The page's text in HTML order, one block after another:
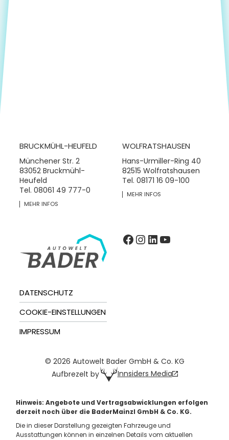
BRUCKMÜHL-HEUFELD
Münchener Str. 2
83052 Bruckmühl-
Heufeld
Tel.08061 49 777-0
MEHR INFOS
WOLFRATSHAUSEN
Hans-Urmiller-Ring 40
82515 Wolfratshausen
Tel. 08171 16 09-100
MEHR INFOS
Facebook
Instagram
LinkedIn
YouTube
DATENSCHUTZ
COOKIE-EINSTELLUNGEN
IMPRESSUM
© 2026 Autowelt Bader GmbH & Co. KG
Aufbrezelt by
Innsiders Media
Hinweis: Angebote und Vertragsabwicklungen erfolgen
derzeit noch über die BaderMainzl GmbH & Co. KG.
Die in dieser Darstellung gezeigten Fahrzeuge und
Ausstattungen können in einzelnen Details vom aktuellen